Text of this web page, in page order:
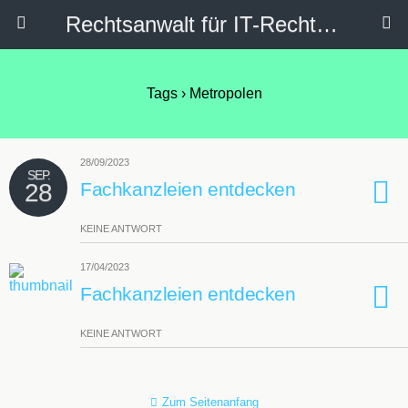
Rechtsanwalt für IT-Recht, Internetrecht, Datenschutz & Social Media
Tags › Metropolen
SEP.
28
28/09/2023
Fachkanzleien entdecken
KEINE ANTWORT
17/04/2023
Fachkanzleien entdecken
KEINE ANTWORT
Zum Seitenanfang